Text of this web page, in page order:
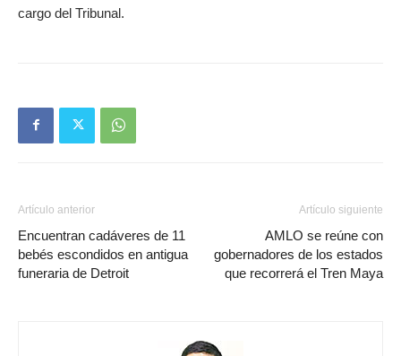
cargo del Tribunal.
Artículo anterior
Encuentran cadáveres de 11
bebés escondidos en antigua
funeraria de Detroit
Artículo siguiente
AMLO se reúne con
gobernadores de los estados
que recorrerá el Tren Maya